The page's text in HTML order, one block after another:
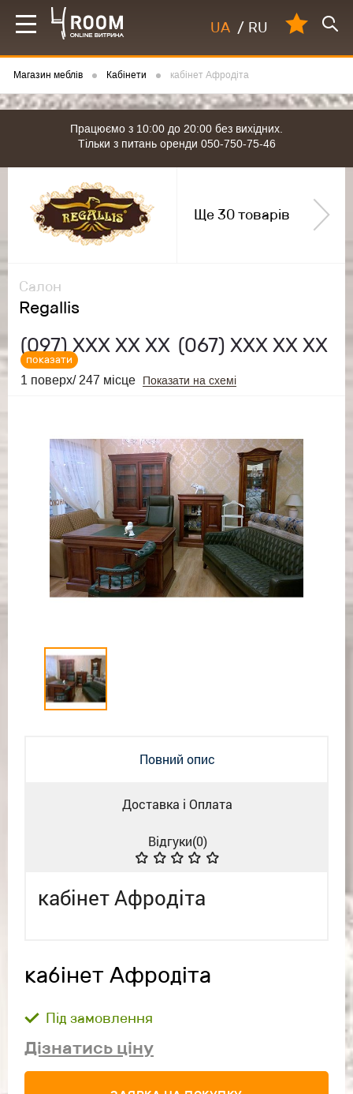
UA / RU
Магазин меблів Кабінети кабінет Афродіта
Працюємо з 10:00 до 20:00 без вихідних.
Тільки з питань оренди 050-750-75-46
Салон
Regallis
(097)ХХХ ХХ ХХ (067) ХХХ ХХ ХХ
показати
1 поверх/ 247 місце
Показати на схемі
Ще 30 товарів
Повний опис
Доставка і Оплата
Відгуки(0)
кабінет Афродіта
кабінет Афродіта
Під замовлення
Дізнатись ціну